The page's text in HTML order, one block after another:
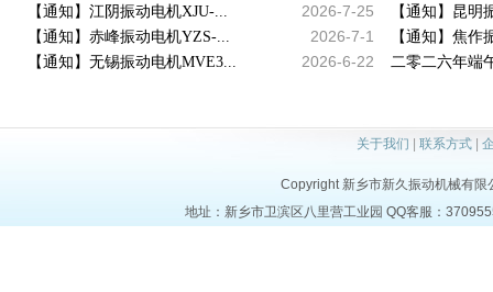
2026-7-25
【通知】江阴振动电机XJU-... 【通知】昆明
2026-7-1
【通知】赤峰振动电机YZS-... 【通知】焦作
2026-6-22
【通知】无锡振动电机MVE3... 二零二六年端
关于我们 联系方式|
Copyright 新乡市新久振动机械有
地址：新乡市卫滨区八里营工业园 QQ客服：